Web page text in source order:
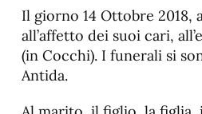
Il giorno 14 Ottobre 2018,
all’affetto dei suoi cari,
(in Cocchi). I funerali si
Antida.